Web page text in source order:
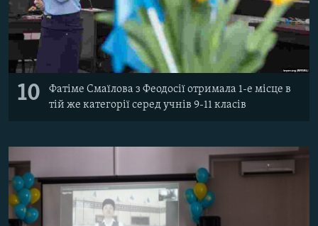
10
Фатіме Смаїлова з Феодосії отримала 1-е місце в
тій же категорії серед учнів 9-11 класів